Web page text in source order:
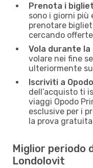
Prenota i
sono i giorni più
prenotare
cercando
Vola durante
volare nei fine
ulteriormente
Iscriviti a
dell’acquisto ti
viaggi Opodo
esclusive per i
la prova
Miglior periodo
Londolovit